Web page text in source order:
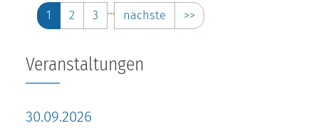
1 2 3 … nächste >>
Veranstaltungen
30.09.2026